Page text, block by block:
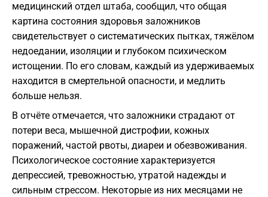
медицинский отдел штаба, сообщил, что общая
картина состояния здоровья заложников
свидетельствует о систематических пытках, тяжёлом
недоедании, изоляции и глубоком психическом
истощении. По его словам, каждый из удерживаемых
находится в смертельной опасности, и медлить
больше нельзя.
В отчёте отмечается, что заложники страдают от
потери веса, мышечной дистрофии, кожных
поражений, частой рвоты, диареи и обезвоживания.
Психологическое состояние характеризуется
депрессией, тревожностью, утратой надежды и
сильным стрессом. Некоторые из них месяцами не